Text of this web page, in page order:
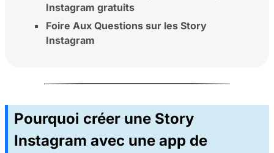
Instagram gratuits
Foire Aux Questions sur les Story
Instagram
Pourquoi créer une Story
Instagram avec une app de